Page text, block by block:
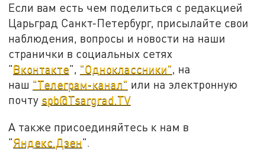
Если вам есть чем поделиться с редакцией
Царьград Санкт-Петербург, присылайте свои
наблюдения, вопросы и новости на наши
странички в социальных сетях
"Вконтакте", "Одноклассники", на
наш "Телеграм-канал" или на электронную
почту spb@Tsargrad.TV
А также присоединяйтесь к нам в
"Яндекс.Дзен".